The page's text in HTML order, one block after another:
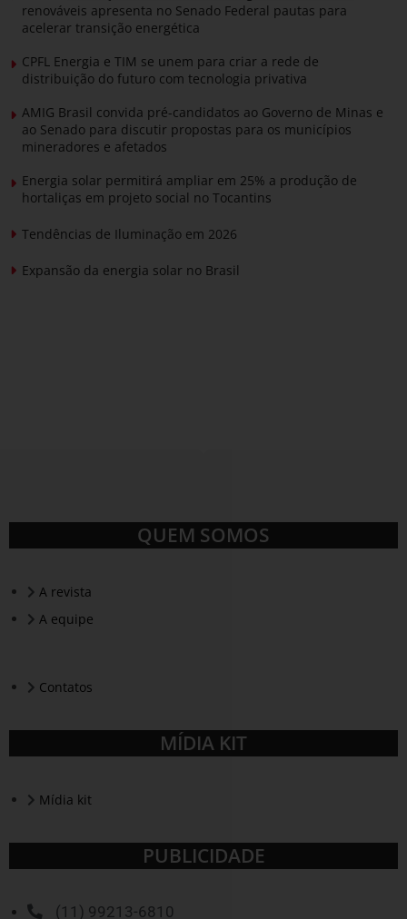
renováveis apresenta no Senado Federal pautas para
acelerar transição energética
CPFL Energia e TIM se unem para criar a rede de
distribuição do futuro com tecnologia privativa
AMIG Brasil convida pré-candidatos ao Governo de Minas e
ao Senado para discutir propostas para os municípios
mineradores e afetados
Energia solar permitirá ampliar em 25% a produção de
hortaliças em projeto social no Tocantins
Tendências de Iluminação em 2026
Expansão da energia solar no Brasil
QUEM SOMOS
A revista
A equipe
Contatos
MÍDIA KIT
Mídia kit
PUBLICIDADE
(11) 99213-6810